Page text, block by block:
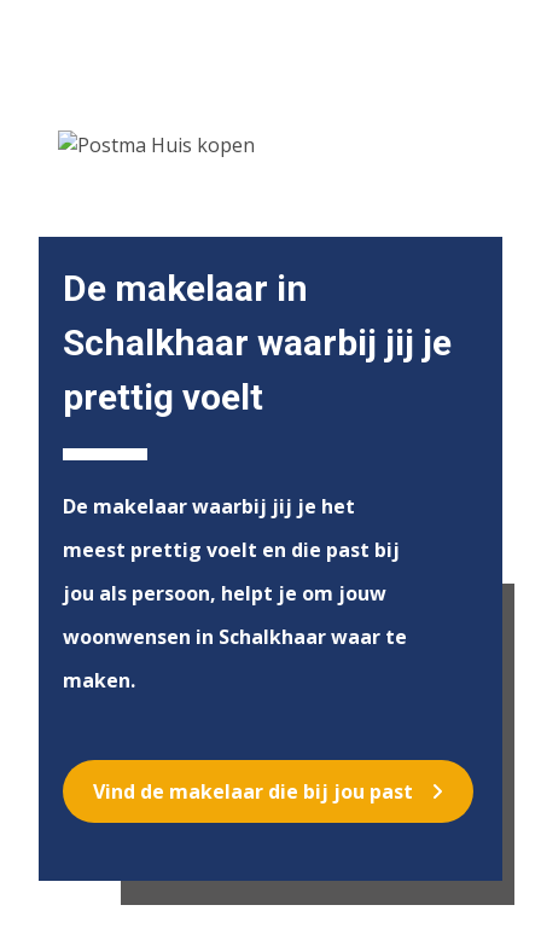
De makelaar in
Schalkhaar waarbij jij je
prettig voelt
De makelaar waarbij jij je het
meest prettig voelt en die past bij
jou als persoon, helpt je om jouw
woonwensen in Schalkhaar waar te
maken.
Vind de makelaar die bij jou past